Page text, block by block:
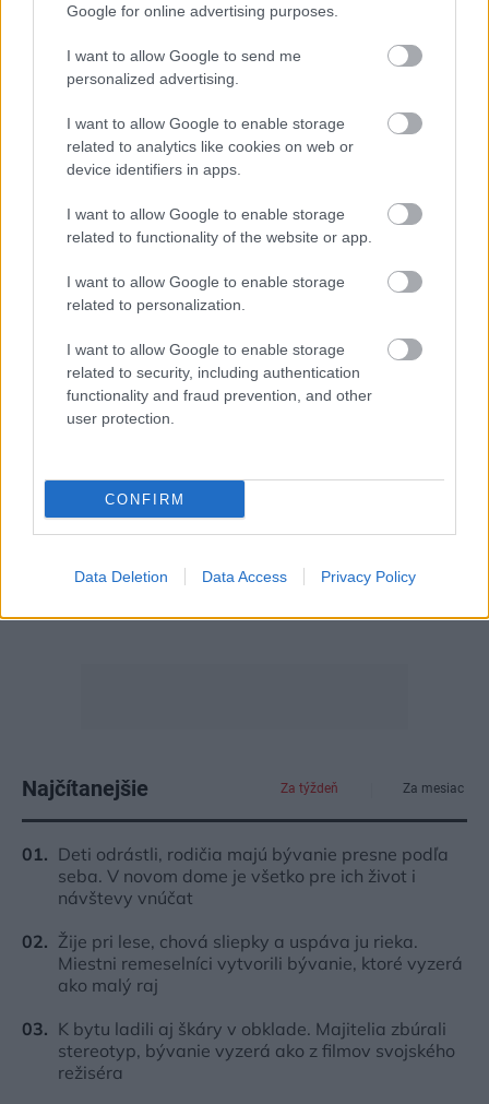
Google for online advertising purposes.
I want to allow Google to send me
personalized advertising.
I want to allow Google to enable storage
related to analytics like cookies on web or
device identifiers in apps.
I want to allow Google to enable storage
related to functionality of the website or app.
I want to allow Google to enable storage
related to personalization.
I want to allow Google to enable storage
related to security, including authentication
functionality and fraud prevention, and other
user protection.
CONFIRM
Data Deletion Data Access Privacy Policy
Pozrite si viac
Najčítanejšie Za týždeň Za mesiac
Deti odrástli, rodičia majú bývanie presne podľa
seba. V novom dome je všetko pre ich život i
návštevy vnúčat
Žije pri lese, chová sliepky a uspáva ju rieka.
Miestni remeselníci vytvorili bývanie, ktoré vyzerá
ako malý raj
K bytu ladili aj škáry v obklade. Majitelia zbúrali
stereotyp, bývanie vyzerá ako z filmov svojského
režiséra